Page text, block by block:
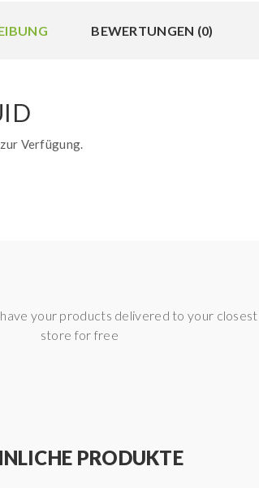
BEWERTUNGEN (0)
Verfügung.
your products delivered to your closest
store for free
PRODUKTE